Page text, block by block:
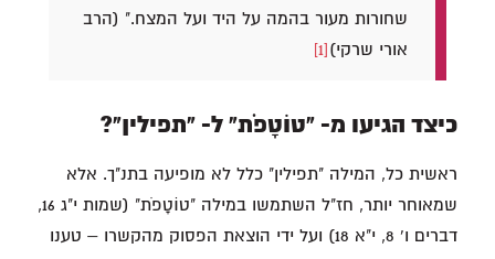
שחורות מעור בהמה על היד ועל המצח." (הרב
אורי שרקי)[1]
כיצד הגיעו מ- "טוֹטָפֹת" ל- "תפילין"?
ראשית כל, המילה "תפילין" כלל לא מופיעה בתנ"ך. אלא
שמאוחר יותר, חז"ל השתמשו במילה "טוֹטָפֹת" (שמות י"ג 16,
דברים ו' 8, י"א 18) ועל ידי הוצאת הפסוק מהקשרו – טענו